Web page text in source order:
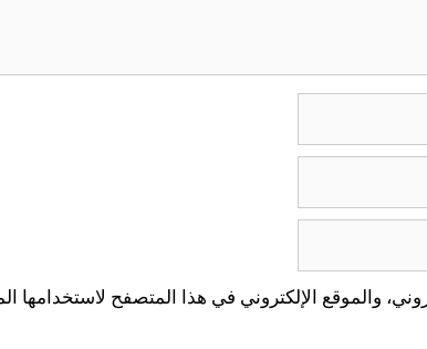
والموقع الإلكتروني في هذا المتصفح لاستخدامها